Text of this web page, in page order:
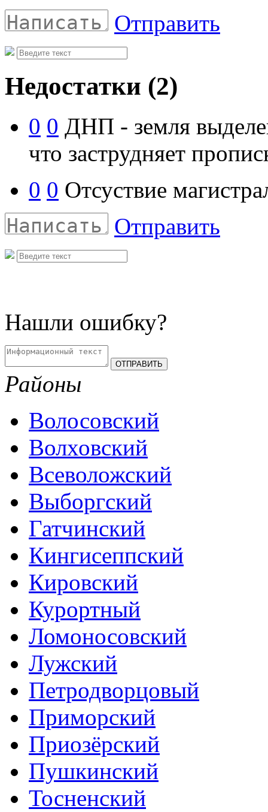
Отправить
Недостатки (2)
0 0 ДНП - земля
что заструдняет
0 0 Отсуствие
Отправить
Нашли ошибку?
Районы
Волосовский
Волховский
Всеволожский
Выборгский
Гатчинский
Кингисеппский
Кировский
Курортный
Ломоносовский
Лужский
Петродворцовый
Приморский
Приозёрский
Пушкинский
Тосненский